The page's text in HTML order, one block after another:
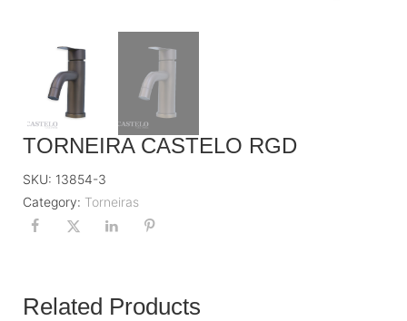
TORNEIRA CASTELO RGD
SKU: 13854-3
Category: Torneiras
Related Products